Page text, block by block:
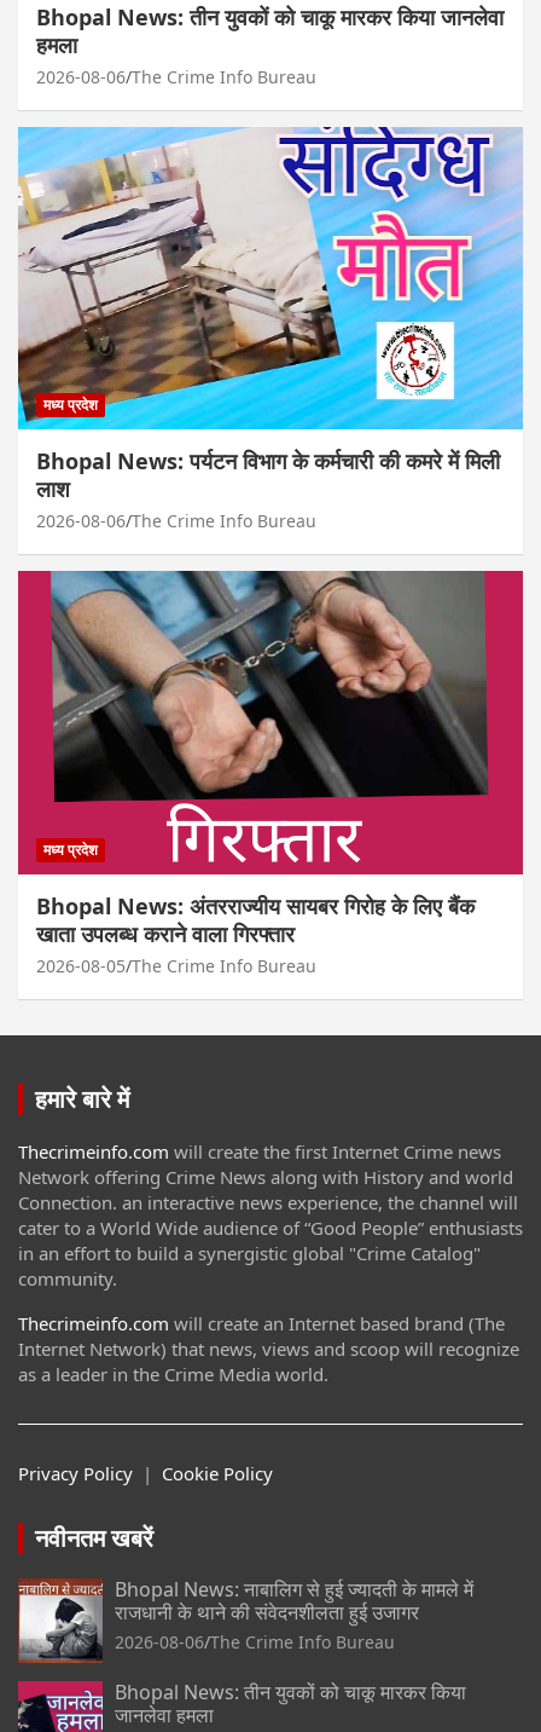
Bhopal News: तीन युवकों को चाकू मारकर किया जानलेवा
हमला
2026-08-06 The Crime Info Bureau
मध्य प्रदेश
Bhopal News: पर्यटन विभाग के कर्मचारी की कमरे में मिली
लाश
2026-08-06 The Crime Info Bureau
मध्य प्रदेश
Bhopal News: अंतरराज्यीय सायबर गिरोह के लिए बैंक
खाता उपलब्ध कराने वाला गिरफ्तार
2026-08-05 The Crime Info Bureau
हमारे बारे में
Thecrimeinfo.com will create the first Internet Crime news
Network offering Crime News along with History and world
Connection. an interactive news experience, the channel will
cater to a World Wide audience of “Good People” enthusiasts
in an effort to build a synergistic global "Crime Catalog"
community.
Thecrimeinfo.com will create an Internet based brand (The
Internet Network) that news, views and scoop will recognize
as a leader in the Crime Media world.
Privacy Policy | Cookie Policy
नवीनतम खबरें
Bhopal News: नाबालिग से हुई ज्यादती के मामले में
राजधानी के थाने की संवेदनशीलता हुई उजागर
2026-08-06 The Crime Info Bureau
Bhopal News: तीन युवकों को चाकू मारकर किया
जानलेवा हमला